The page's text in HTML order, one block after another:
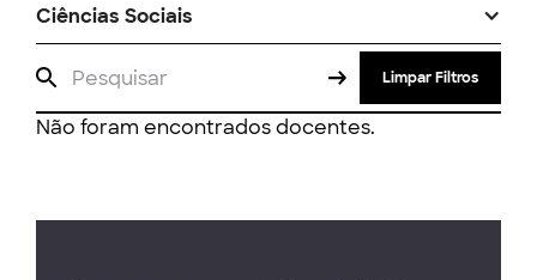
Ciências Sociais
Limpar Filtros
Não foram encontrados docentes.